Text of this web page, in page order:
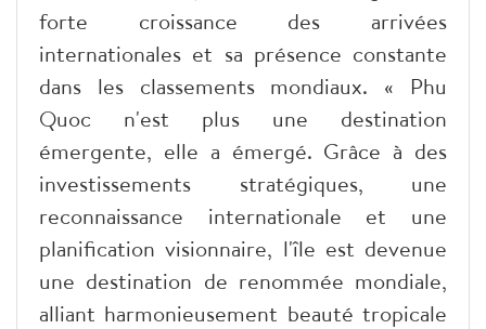
forte croissance des arrivées
internationales et sa présence constante
dans les classements mondiaux. « Phu
Quoc n'est plus une destination
émergente, elle a émergé. Grâce à des
investissements stratégiques, une
reconnaissance internationale et une
planification visionnaire, l'île est devenue
une destination de renommée mondiale,
alliant harmonieusement beauté tropicale